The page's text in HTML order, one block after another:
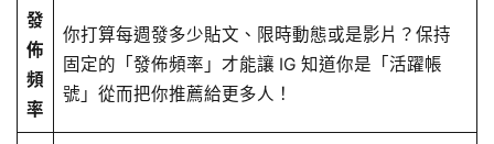
發
佈
頻
率
你打算每週發多少貼文、限時動態或是影片？保持
固定的「發佈頻率」才能讓 IG 知道你是「活躍帳
號」從而把你推薦給更多人！